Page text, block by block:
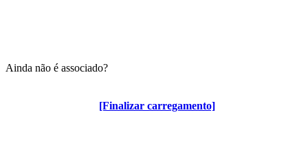
[Finalizar carregamento]
Ainda não é associado?
Algumas vantagens para associados